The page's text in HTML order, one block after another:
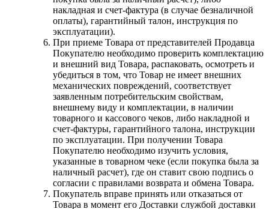
накладная и счет-фактура (в случае безналичной
оплаты), гарантийный талон, инструкция по
эксплуатации).
При приеме Товара от представителей Продавца
Покупателю необходимо проверить комплектацию
и внешний вид Товара, распаковать, осмотреть и
убедиться в том, что Товар не имеет внешних
механических повреждений, соответствует
заявленным потребительским свойствам,
внешнему виду и комплектации, в наличии
товарного и кассового чеков, либо накладной и
счет-фактуры, гарантийного талона, инструкции
по эксплуатации. При получении Товара
Покупателю необходимо изучить условия,
указанные в товарном чеке (если покупка была за
наличный расчет), где он ставит свою подпись о
согласии с правилами возврата и обмена Товара.
Покупатель вправе принять или отказаться от
Товара в момент его Доставки службой доставки